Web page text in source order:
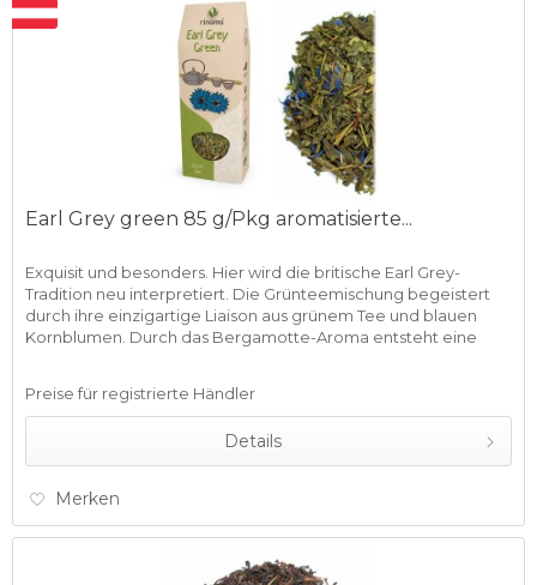
Earl Grey green 85 g/Pkg aromatisierte...
Exquisit und besonders. Hier wird die britische Earl Grey-
Tradition neu interpretiert. Die Grünteemischung begeistert
durch ihre einzigartige Liaison aus grünem Tee und blauen
Kornblumen. Durch das Bergamotte-Aroma entsteht eine
Preise für registrierte Händler
Details
Merken